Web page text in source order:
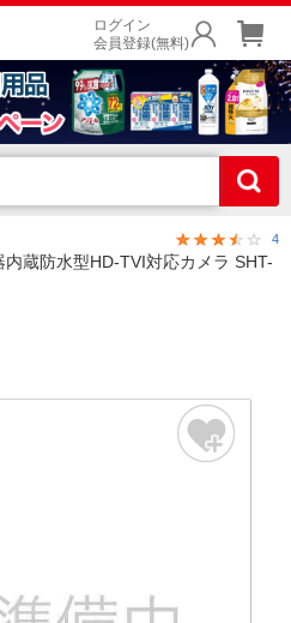
ログイン
会員登録(無料)
4
蔵防水型HD-TVI対応カメラ SHT-